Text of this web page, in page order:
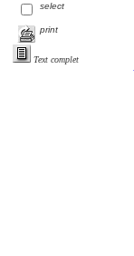
select
print
Text complet